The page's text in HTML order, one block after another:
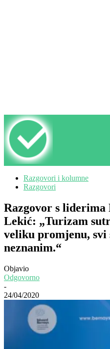
Razgovori i kolumne
Razgovori
Razgovor s liderima
Lekić: „Turizam
veliku promjenu, svi
neznanim.“
Objavio
Odgovorno
-
24/04/2020